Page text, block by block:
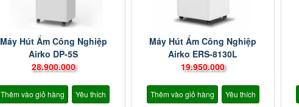
Máy Hút Ẩm Công Nghiệp
Airko DP-5S
28.900.000
Thêm vào giỏ hàng Yêu thích
Máy Hút Ẩm Công Nghiệp
Airko ERS-8130L
19.950.000
Thêm vào giỏ hàng Yêu thích